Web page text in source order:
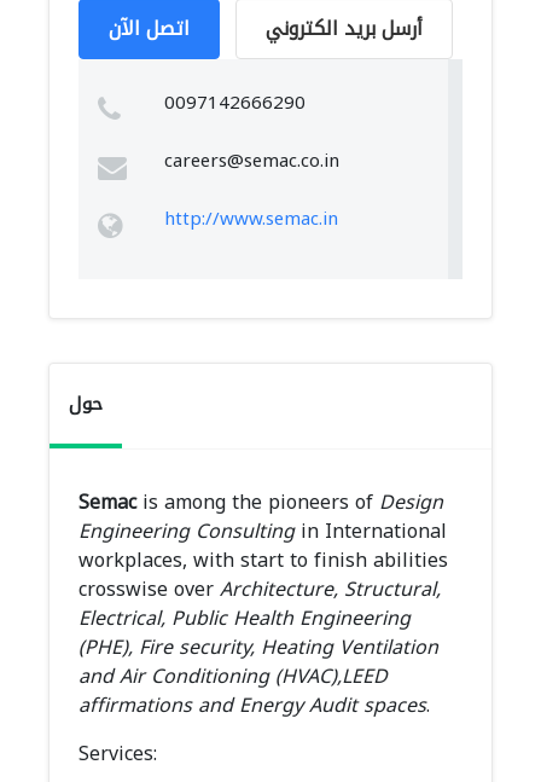
اتصل الآن أرسل بريد الكتروني
0097142666290
careers@semac.co.in
http://www.semac.in
حول
Semacis among the pioneers ofDesign
Engineering Consultingin International
workplaces, with start to finish abilities
crosswise overArchitecture, Structural,
Electrical, Public Health Engineering
(PHE), Fire security, Heating Ventilation
and Air Conditioning (HVAC),LEED
affirmations and Energy Audit spaces.
Services: